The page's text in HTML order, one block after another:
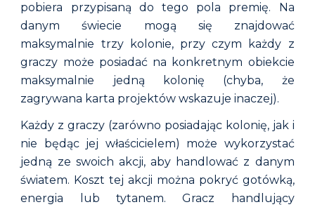
pobiera przypisaną do tego pola premię. Na
danym świecie mogą się znajdować
maksymalnie trzy kolonie, przy czym każdy z
graczy może posiadać na konkretnym obiekcie
maksymalnie jedną kolonię (chyba, że
zagrywana karta projektów wskazuje inaczej).
Każdy z graczy (zarówno posiadając kolonię, jak i
nie będąc jej właścicielem) może wykorzystać
jedną ze swoich akcji, aby handlować z danym
światem. Koszt tej akcji można pokryć gotówką,
energia lub tytanem. Gracz handlujący